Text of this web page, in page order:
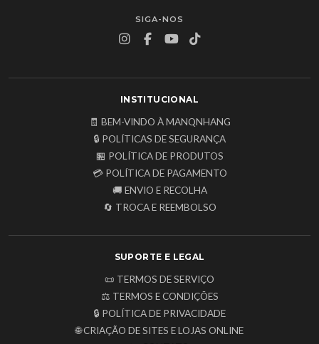
SIGA-NOS
INSTITUCIONAL
🧾 BEM-VINDO À MANQNHANG
🔒 POLÍTICAS DE SEGURANÇA
🏪 POLÍTICA DE PRODUTOS
💳 POLÍTICA DE PAGAMENTO
🚚 ENVIO E RECOLHA
🔄 TROCA E REEMBOLSO
SUPORTE E LEGAL
📜 TERMOS DE SERVIÇO
⚖️ TERMOS E CONDIÇÕES
🔒 POLÍTICA DE PRIVACIDADE
🌐 CRIAÇÃO DE SITES E LOJAS ONLINE